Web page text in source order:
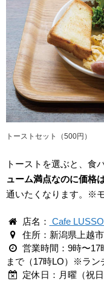
トーストセット（500円）
トーストを選ぶと、食
ューム満点なのに価格
通いたくなります。※
店名： Cafe
住所：新潟県上越
営業時間：9時〜17
まで（17時LO）※ラン
定休日：月曜（祝